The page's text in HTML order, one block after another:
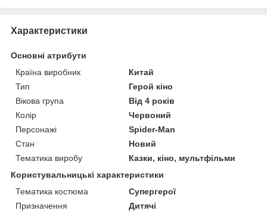
Характеристики
Основні атрибути
Країна виробник
Китай
Тип
Герой кіно
Вікова група
Від 4 років
Колір
Червоний
Персонажі
Spider-Man
Стан
Новий
Тематика виробу
Казки, кіно, мультфільми
Користувальницькі характеристики
Тематика костюма
Супергерої
Призначення
Дитячі